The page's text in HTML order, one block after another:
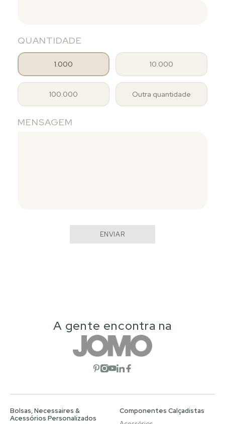
QUANTIDADE
1.000 10.000
100.000 Outra quantidade
MENSAGEM
ENVIAR
A gente encontra na
Abrir rede social
Abrir rede social
Abrir rede social
Abrir rede social
Abrir rede social
Bolsas, Necessaires &
Acessórios Personalizados
Componentes Calçadistas